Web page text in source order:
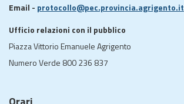
Email - protocollo@pec.provincia.agrigento.it
Ufficio relazioni con il pubblico
Piazza Vittorio Emanuele Agrigento
Numero Verde 800 236 837